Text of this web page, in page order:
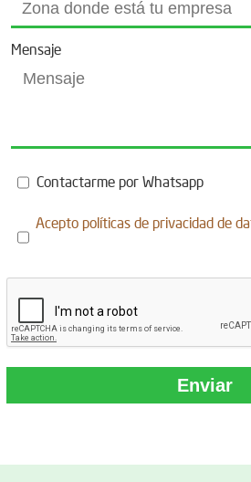
Mensaje
Contactarme por Whatsapp
Acepto políticas de privacidad de